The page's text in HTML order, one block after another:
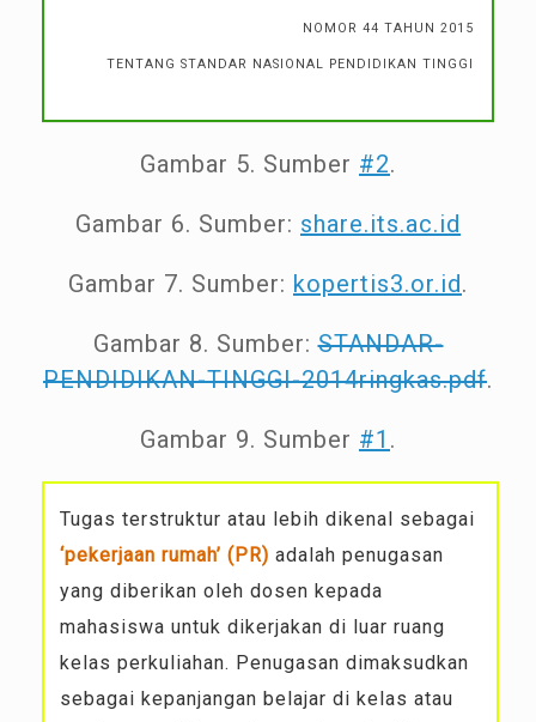
NOMOR 44 TAHUN 2015
TENTANG STANDAR NASIONAL PENDIDIKAN TINGGI
Gambar 5. Sumber #2.
Gambar 6. Sumber: share.its.ac.id
Gambar 7. Sumber: kopertis3.or.id.
Gambar 8. Sumber:STANDAR-
PENDIDIKAN-TINGGI-2014ringkas.pdf.
Gambar 9. Sumber #1 .
Tugas terstruktur atau lebih dikenal sebagai
‘pekerjaan rumah’ (PR) adalah penugasan
yang diberikan oleh dosen kepada
mahasiswa untuk dikerjakan di luar ruang
kelas perkuliahan. Penugasan dimaksudkan
sebagai kepanjangan belajar di kelas atau